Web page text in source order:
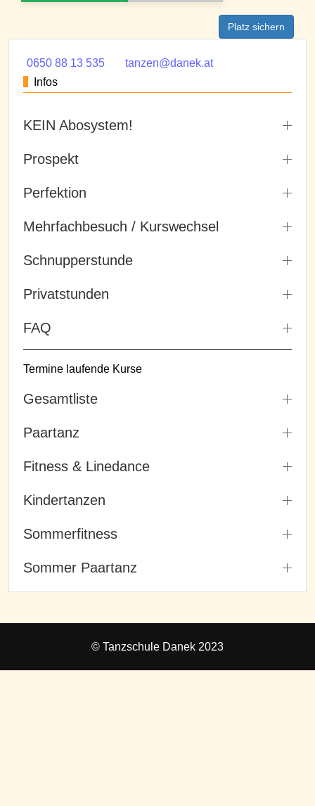
Platz sichern
0650 88 13 535
tanzen@danek.at
Infos
KEIN Abosystem!
Prospekt
Perfektion
Mehrfachbesuch / Kurswechsel
Schnupperstunde
Privatstunden
FAQ
Termine laufende Kurse
Gesamtliste
Paartanz
Fitness & Linedance
Kindertanzen
Sommerfitness
Sommer Paartanz
© Tanzschule Danek 2023